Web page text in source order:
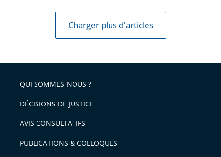
Charger plus d'articles
QUI SOMMES-NOUS ?
DÉCISIONS DE JUSTICE
AVIS CONSULTATIFS
PUBLICATIONS & COLLOQUES